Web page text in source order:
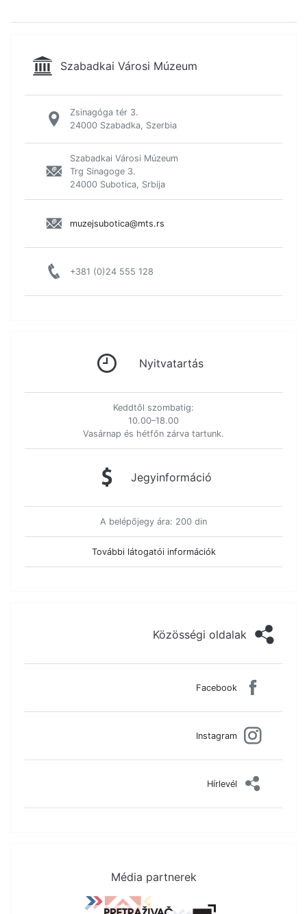
Szabadkai Városi Múzeum
Zsinagóga tér 3.
24000 Szabadka, Szerbia
Szabadkai Városi Múzeum
Trg Sinagoge 3.
24000 Subotica, Srbija
muzejsubotica@mts.rs
+381 (0)24 555 128
Nyitvatartás
Keddtől szombatig:
10.00–18.00
Vasárnap és hétfőn zárva tartunk.
Jegyinformáció
A belépőjegy ára: 200 din
További látogatói információk
Közösségi oldalak
Facebook
Instagram
Hírlevél
Média partnerek